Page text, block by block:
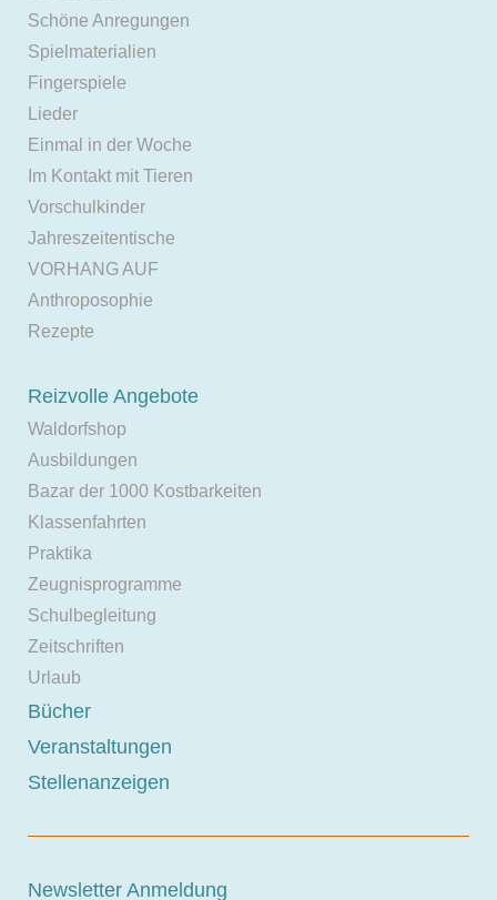
Schöne Anregungen
Spielmaterialien
Fingerspiele
Lieder
Einmal in der Woche
Im Kontakt mit Tieren
Vorschulkinder
Jahreszeitentische
VORHANG AUF
Anthroposophie
Rezepte
Reizvolle Angebote
Waldorfshop
Ausbildungen
Bazar der 1000 Kostbarkeiten
Klassenfahrten
Praktika
Zeugnisprogramme
Schulbegleitung
Zeitschriften
Urlaub
Bücher
Veranstaltungen
Stellenanzeigen
Newsletter Anmeldung